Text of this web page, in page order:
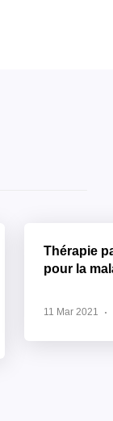
Thérapie
pour la
11 Mar 2021